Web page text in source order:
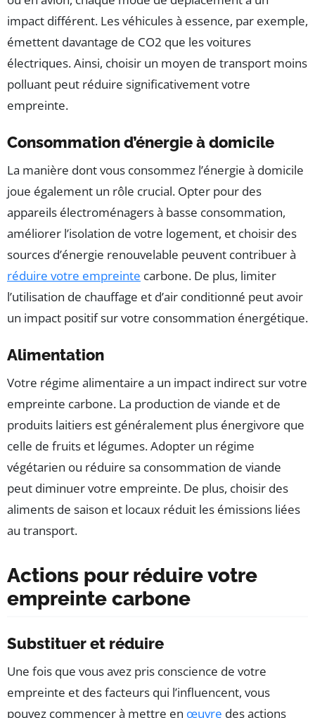
impact différent. Les véhicules à essence, par exemple,
émettent davantage de CO2 que les voitures
électriques. Ainsi, choisir un moyen de transport moins
polluant peut réduire significativement votre
empreinte.
Consommation d’énergie à domicile
La manière dont vous consommez l’énergie à domicile
joue également un rôle crucial. Opter pour des
appareils électroménagers à basse consommation,
améliorer l’isolation de votre logement, et choisir des
sources d’énergie renouvelable peuvent contribuer à
réduire votre empreinte carbone. De plus, limiter
l’utilisation de chauffage et d’air conditionné peut avoir
un impact positif sur votre consommation énergétique.
Alimentation
Votre régime alimentaire a un impact indirect sur votre
empreinte carbone. La production de viande et de
produits laitiers est généralement plus énergivore que
celle de fruits et légumes. Adopter un régime
végétarien ou réduire sa consommation de viande
peut diminuer votre empreinte. De plus, choisir des
aliments de saison et locaux réduit les émissions liées
au transport.
Actions pour réduire votre
empreinte carbone
Substituer et réduire
Une fois que vous avez pris conscience de votre
empreinte et des facteurs qui l’influencent, vous
pouvez commencer à mettre en œuvre des actions